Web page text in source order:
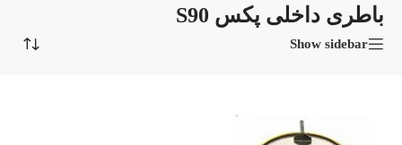
باطری داخلی پکس S90
Show sidebar